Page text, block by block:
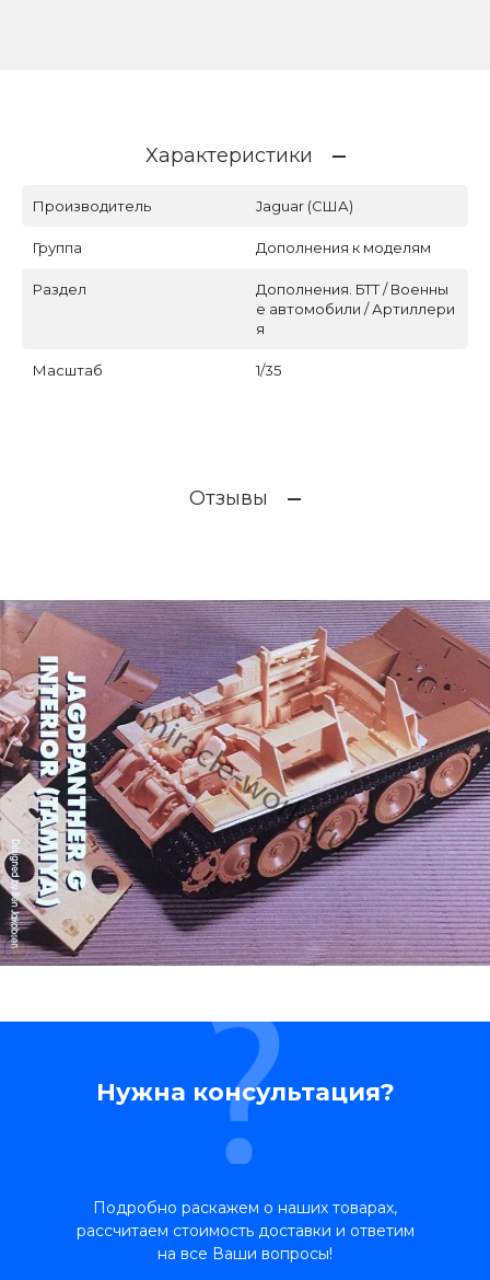
Характеристики
Производитель Jaguar (США)
Группа Дополнения к моделям
Раздел
Дополнения. БТТ / Военны
е автомобили / Артиллери
я
Масштаб 1/35
Отзывы
Нужна консультация?
Подробно раскажем о наших товарах,
рассчитаем стоимость доставки и ответим
на все Ваши вопросы!